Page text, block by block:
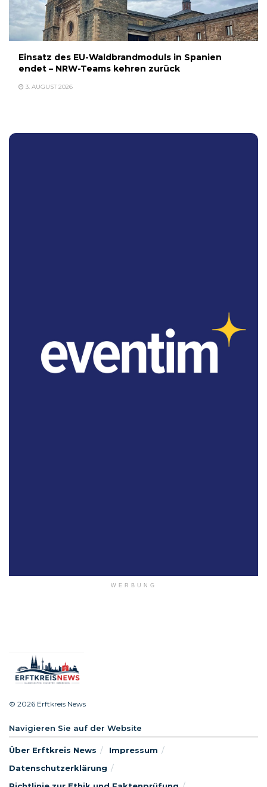
Einsatz des EU-Waldbrandmoduls in Spanien
endet – NRW-Teams kehren zurück
3. AUGUST 2026
WERBUNG
© 2026 Erftkreis News
Navigieren Sie auf der Website
Über Erftkreis News
Impressum
Datenschutzerklärung